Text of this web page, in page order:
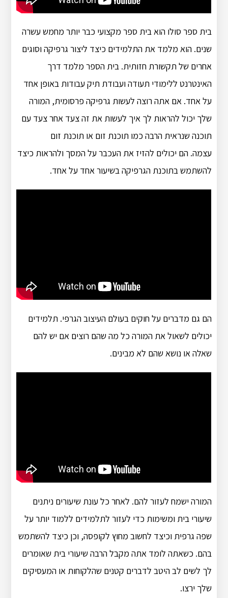
בית ספר סולו הוא בית ספר מקצועי כבר יותר מחמש עשרה
שנים. הוא מלמד את התלמידים כיצד ליצור גרפיקה וסוגים
אחרים של תקשורת חזותית. בית הספר מלמד דרך
האינטרנט ללימודי תעודה ועבודת תיק עבודות באופן אחד
על אחד. אם אתה רוצה לעשות גרפיקה פרסומית, המורה
שלך יכול להראות לך איך לעשות את זה צעד אחר צעד עם
תוכנה שנראית הרבה כמו תוכנת זום או תוכנת זום
עצמה. הם יכולים להזיז את העכבר על המסך ולהראות כיצד
להשתמש בתוכנת הגרפיקה בשיעור אחד על אחד.
הם גם מדברים על חוקים בעולם העיצוב הגרפי. תלמידים
יכולים לשאול את המורה כל מה שהם רוצים אם יש להם
שאלה או נושא שהם לא מבינים.
המורה ישמח לעזור להם. לאחר כל עונת שיעורים ניתנים
שיעורי בית ומשימות כדי לעזור לתלמידים ללמוד יותר על
שפה גרפית וכיצד לחשוב מחוץ לקופסה, וכן כיצד להשתמש
בהם. כשאתה לומד אתה מקבל הרבה שיעורי בית שאומרים
לך לשים לב היטב לדברים קטנים שהלקוחות או המעסיקים
שלך ירצו.